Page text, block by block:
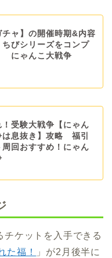
チャ】の開催時期&内容
びシリーズをコンプ
にゃんこ大戦争
！受験大戦争【にゃん
は息抜き】攻略 福引
周回おすすめ！にゃん
ケットを入手できる
た福！
」が2月後半に